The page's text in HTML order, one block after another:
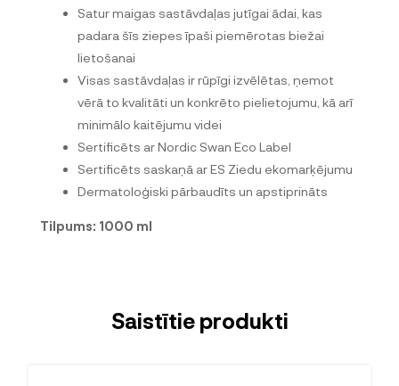
Satur maigas sastāvdaļas jutīgai ādai, kas
padara šīs ziepes īpaši piemērotas biežai
lietošanai
Visas sastāvdaļas ir rūpīgi izvēlētas, ņemot
vērā to kvalitāti un konkrēto pielietojumu, kā arī
minimālo kaitējumu videi
Sertificēts ar Nordic Swan Eco Label
Sertificēts saskaņā ar ES Ziedu ekomarķējumu
Dermatoloģiski pārbaudīts un apstiprināts
Tilpums: 1000 ml
Saistītie produkti